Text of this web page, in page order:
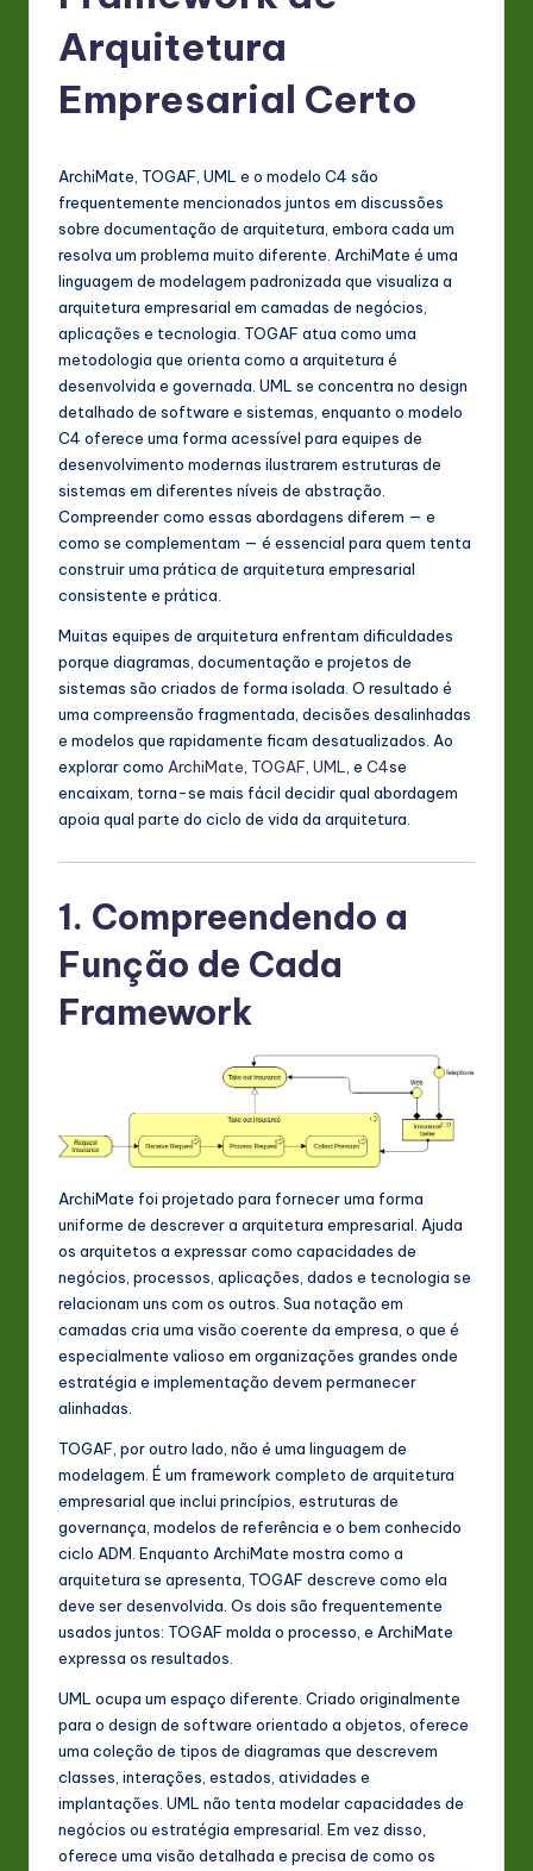
rt
L
in
A
&
S
o
ft
w
o
ti
o
Arquitetura
Empresarial Certo
ArchiMate, TOGAF, UML e o modelo C4 são
frequentemente mencionados juntos em discussões
sobre documentação de arquitetura, embora cada um
resolva um problema muito diferente. ArchiMate é uma
linguagem de modelagem padronizada que visualiza a
arquitetura empresarial em camadas de negócios,
aplicações e tecnologia. TOGAF atua como uma
metodologia que orienta como a arquitetura é
desenvolvida e governada. UML se concentra no design
detalhado de software e sistemas, enquanto o modelo
C4 oferece uma forma acessível para equipes de
desenvolvimento modernas ilustrarem estruturas de
sistemas em diferentes níveis de abstração.
Compreender como essas abordagens diferem — e
como se complementam — é essencial para quem tenta
construir uma prática de arquitetura empresarial
consistente e prática.
Muitas equipes de arquitetura enfrentam dificuldades
porque diagramas, documentação e projetos de
sistemas são criados de forma isolada. O resultado é
uma compreensão fragmentada, decisões desalinhadas
e modelos que rapidamente ficam desatualizados. Ao
explorar como ArchiMate TOGAF UML , e C4se
encaixam, torna-se mais fácil decidir qual abordagem
apoia qual parte do ciclo de vida da arquitetura.
1. Compreendendo a
Função de Cada
Framework
ArchiMate foi projetado para fornecer uma forma
uniforme de descrever a arquitetura empresarial. Ajuda
os arquitetos a expressar como capacidades de
negócios, processos, aplicações, dados e tecnologia se
relacionam uns com os outros. Sua notação em
camadas cria uma visão coerente da empresa, o que é
especialmente valioso em organizações grandes onde
estratégia e implementação devem permanecer
alinhadas.
TOGAF, por outro lado, não é uma linguagem de
modelagem. É um framework completo de arquitetura
empresarial que inclui princípios, estruturas de
governança, modelos de referência e o bem conhecido
ciclo ADM. Enquanto ArchiMate mostra como a
arquitetura se apresenta, TOGAF descreve como ela
deve ser desenvolvida. Os dois são frequentemente
usados juntos: TOGAF molda o processo, e ArchiMate
expressa os resultados.
UML ocupa um espaço diferente. Criado originalmente
para o design de software orientado a objetos, oferece
uma coleção de tipos de diagramas que descrevem
classes, interações, estados, atividades e
implantações. UML não tenta modelar capacidades de
negócios ou estratégia empresarial. Em vez disso,
oferece uma visão detalhada e precisa de como os